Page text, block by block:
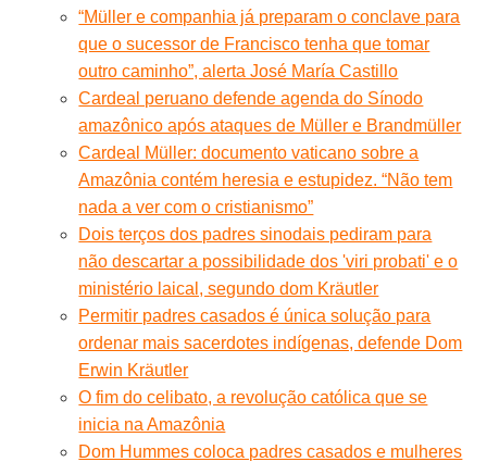
“Müller e companhia já preparam o conclave para
que o sucessor de Francisco tenha que tomar
outro caminho”, alerta José María Castillo
Cardeal peruano defende agenda do Sínodo
amazônico após ataques de Müller e Brandmüller
Cardeal Müller: documento vaticano sobre a
Amazônia contém heresia e estupidez. “Não tem
nada a ver com o cristianismo”
Dois terços dos padres sinodais pediram para
não descartar a possibilidade dos 'viri probati' e o
ministério laical, segundo dom Kräutler
Permitir padres casados é única solução para
ordenar mais sacerdotes indígenas, defende Dom
Erwin Kräutler
O fim do celibato, a revolução católica que se
inicia na Amazônia
Dom Hummes coloca padres casados e mulheres